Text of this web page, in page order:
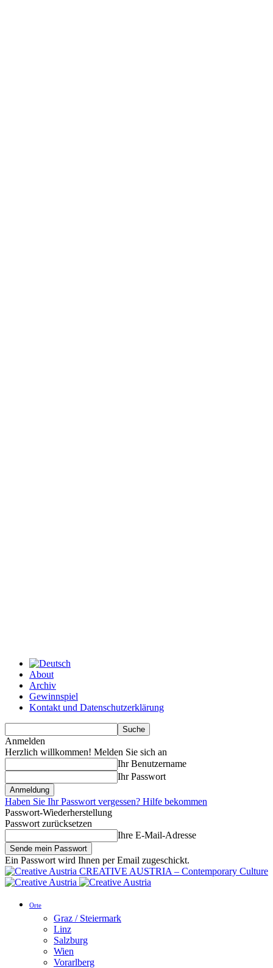
About
Archiv
Gewinnspiel
Kontakt und Datenschutzerklärung
Anmelden
Herzlich willkommen! Melden Sie sich an
Ihr Benutzername
Ihr Passwort
Haben Sie Ihr Passwort vergessen? Hilfe bekommen
Passwort-Wiederherstellung
Passwort zurücksetzen
Ihre E-Mail-Adresse
Ein Passwort wird Ihnen per Email zugeschickt.
CREATIVE AUSTRIA – Contemporary Culture
Orte
Graz / Steiermark
Linz
Salzburg
Wien
Vorarlberg